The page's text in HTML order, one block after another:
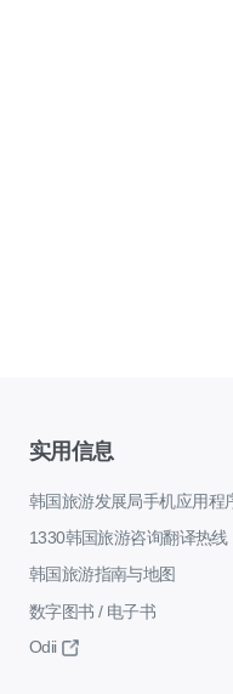
实用信息
韩国旅游发展局手机应用程
1330韩国旅游咨询翻译热线
韩国旅游指南与地图
数字图书 / 电子书
Odii